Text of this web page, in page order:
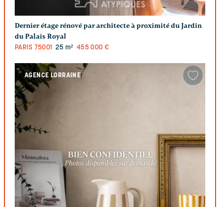
Dernier étage rénové par architecte à proximité du Jardin
du Palais Royal
PARIS 75001 25 m² 455 000 €
AGENCE LORRAINE